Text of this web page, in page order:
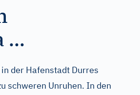
...
der Hafenstadt Durres
schweren Unruhen. In den